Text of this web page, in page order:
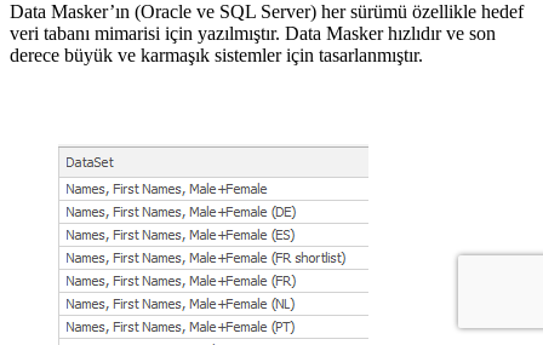
Data Masker’ın (Oracle ve SQL Server) her sürümü özellikle hedef
veri tabanı mimarisi için yazılmıştır. Data Masker hızlıdır ve son
derece büyük ve karmaşık sistemler için tasarlanmıştır.